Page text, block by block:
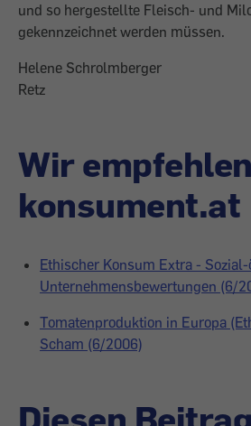
und so hergestellte Fleisch- und
gekennzeichnet werden müssen.
Helene Schrolmberger
Retz
Wir
konsument.at
Ethischer Konsum Extra -
Unternehmensbewertungen (6/
Tomatenproduktion in Europa
Scham (6/2006)